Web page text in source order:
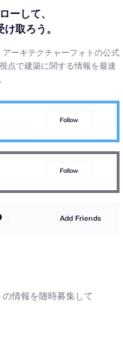
ーして、
取ろう。
アーキテクチャーフォトの公式
点で建築に関する情報を最速
Follow
Follow
Add Friends
情報を随時募集して